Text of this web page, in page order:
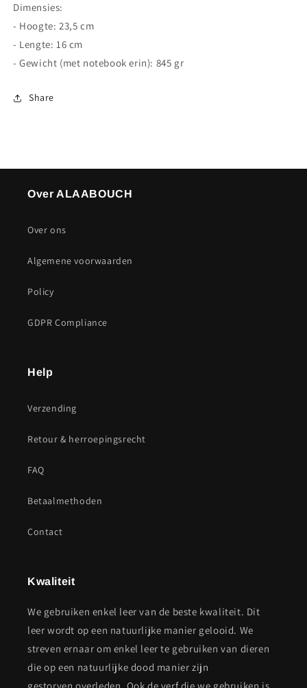
Dimensies:
- Hoogte: 23,5 cm
- Lengte: 16 cm
- Gewicht (met notebook erin): 845 gr
Share
Over ALAABOUCH
Over ons
Algemene voorwaarden
Policy
GDPR Compliance
Help
Verzending
Retour & herroepingsrecht
FAQ
Betaalmethoden
Contact
Kwaliteit
We gebruiken enkel leer van de beste kwaliteit. Dit
leer wordt op een natuurlijke manier gelooid. We
streven ernaar om enkel leer te gebruiken van dieren
die op een natuurlijke dood manier zijn